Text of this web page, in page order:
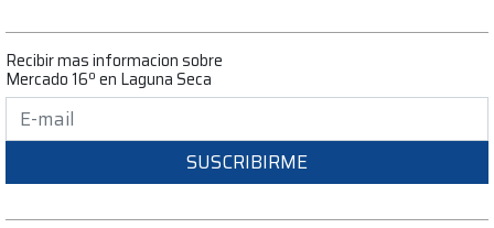
Recibir mas informacion sobre
Mercado 16º en Laguna Seca
SUSCRIBIRME